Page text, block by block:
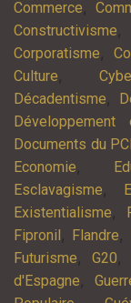
Commerce,
Constructivisme
Corporatisme,
Culture,
Décadentisme,
Documents du
Economie,
Esclavagisme,
Existentialisme,
Fipronil , Flandre,
Futurisme, G20,
d'Espagne,